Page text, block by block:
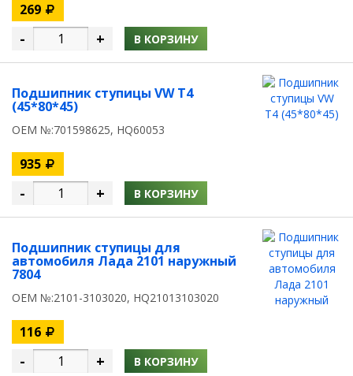
269
- + В КОРЗИНУ
Подшипник ступицы VW T4
(45*80*45)
OEM №:701598625, HQ60053
935
- + В КОРЗИНУ
Подшипник ступицы для
автомобиля Лада 2101 наружный
7804
OEM №:2101-3103020, HQ21013103020
116
- + В КОРЗИНУ